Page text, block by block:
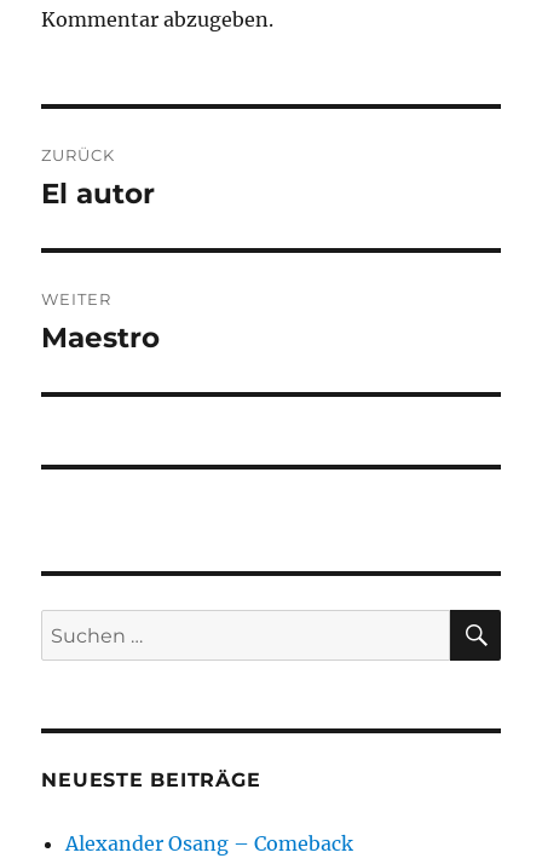
Kommentar abzugeben.
ZURÜCK
Vorheriger
El autor
WEITER
Nächster
Maestro
Suchen
nach:
NEUESTE BEITRÄGE
Alexander Osang – Comeback